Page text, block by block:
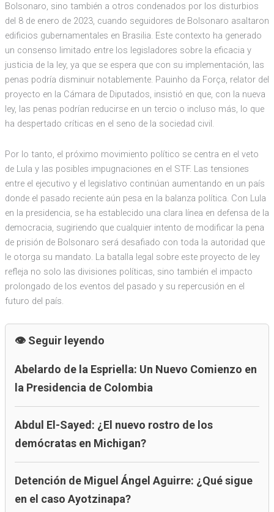
Bolsonaro, sino también a otros condenados por los disturbios
del 8 de enero de 2023, cuando seguidores de Bolsonaro asaltaron
edificios gubernamentales en Brasilia. Este contexto ha generado
un consenso limitado entre los legisladores sobre la eficacia y
justicia de la ley, ya que se espera que con su implementación, las
penas podría disminuir notablemente. Pauinho da Força, relator del
proyecto en la Cámara de Diputados, insistió en que, con la nueva
ley, las penas podrían reducirse en un tercio o incluso más, lo que
ha despertado críticas en el seno de la sociedad civil.
Por lo tanto, el próximo movimiento político se centra en el veto
de Lula y las posibles impugnaciones en el STF. Las tensiones
entre el ejecutivo y el legislativo continúan aumentando en un país
donde el pasado reciente aún pesa en la balanza política. Con Lula
en la presidencia, se ha establecido una clara línea en defensa de la
democracia, sugiriendo que cualquier intento de modificar la pena
de prisión de Bolsonaro será desafiado con toda la autoridad que
le otorga su mandato. La batalla legal sobre este proyecto de ley
refleja no solo las divisiones políticas, sino también el impacto
prolongado de los eventos del pasado y su repercusión en el
futuro del país.
Seguir leyendo
Abelardo de la Espriella: Un Nuevo Comienzo en
la Presidencia de Colombia
Abdul El-Sayed: ¿El nuevo rostro de los
demócratas en Michigan?
Detención de Miguel Ángel Aguirre: ¿Qué sigue
en el caso Ayotzinapa?